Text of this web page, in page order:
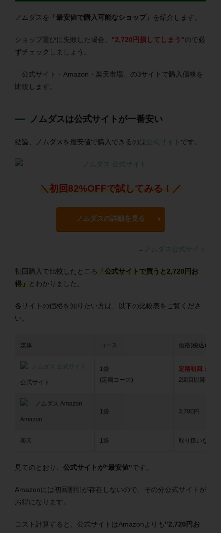
ノムダスを 「最安値で購入可能なショップ」 を紹介します。
ショップ選びに失敗した場合、 "2,720円損してしまう"ので必
ずチェックしましょう。
「公式サイト・Amazon・楽天市場」の3サイトで購入価格を
比較します。
ノムダスは公式サイトが一番安い
結論、ノムダスを最安値で購入できるのは公式サイト です。
＼初回82%OFFで試してみる！／
ノムダスの詳細を見る
→ ノムダス公式サイト
初回購入で比較したところ
「公式サイトで買うと2,720円お
得」
とわかりました。
各サイトの価格を知りたい方は、以下の比較表をご覧くださ
い。
媒体 コース 価格(税込)
公式サイト
1袋
(定期コース)
定期初回：
2回目以降：
Amazon
1袋 3,780円
楽天 1袋 取り扱いなし
見てのとおり、 公式サイトが"最安値"です。
Amazonには初回割引が存在しないので、その分公式サイトが
お得になります。
コスト計算すると、公式サイトはAmazonよりも"2,720円お